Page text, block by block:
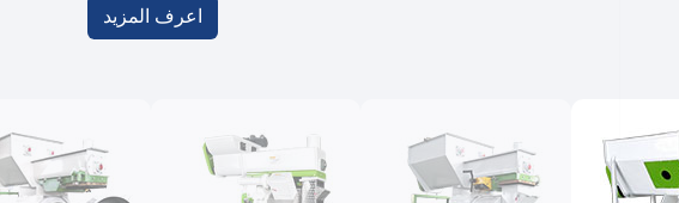
اعرف المزيد